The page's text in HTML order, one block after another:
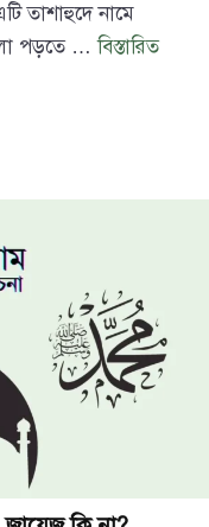
তাশাহুদে নামে
পড়তে …বিস্তারিত